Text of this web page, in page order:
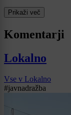
Prikaži več
Komentarji
Lokalno
Vse v Lokalno
#javnadražba